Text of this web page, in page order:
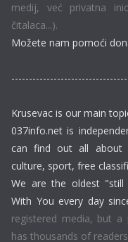
medij, već privatna
čitalaca...).
Možete nam pomoći
Krusevac is our main
037info.net is
can find out all about
culture, sport, free
We are the oldest "still
With You every day
registered media, but a
has thousands of